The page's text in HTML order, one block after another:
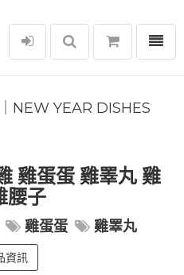
選單
NEW YEAR DISHES
雞蛋蛋 雞睪丸 雞
腰子
雞蛋蛋 雞睪丸
資訊